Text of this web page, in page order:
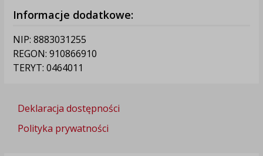
Informacje dodatkowe:
NIP: 8883031255
REGON: 910866910
TERYT: 0464011
Deklaracja dostępności
Polityka prywatności